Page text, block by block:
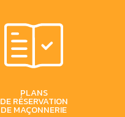
PLANS
DE RÉSERVATION
DE MAÇONNERIE